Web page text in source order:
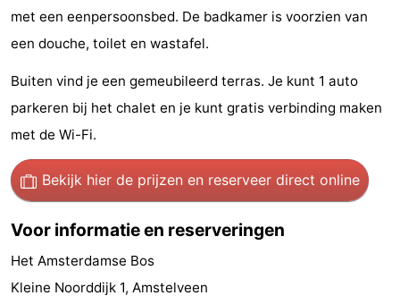
en
drinken
Winkelen
-
Warenhuizen
Evenementen
Uitgelicht
Coffeeshops
Homohoofdstad
met een eenpersoonsbed. De badkamer is voorzien van
een douche, toilet en wastafel.
Buiten vind je een gemeubileerd terras. Je kunt 1 auto
parkeren bij het chalet en je kunt gratis verbinding maken
met de Wi-Fi.
Bekijk hier de prijzen en reserveer direct online
Voor informatie en reserveringen
Het Amsterdamse Bos
Kleine Noorddijk 1, Amstelveen